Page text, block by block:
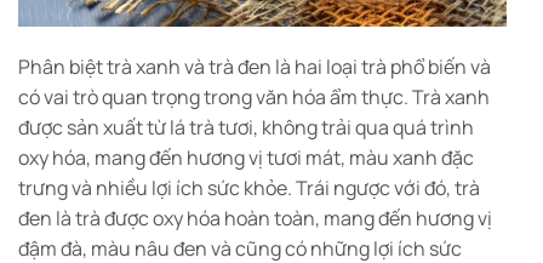
Phân biệt trà xanh và trà đen là hai loại trà phổ biến và
có vai trò quan trọng trong văn hóa ẩm thực. Trà xanh
được sản xuất từ lá trà tươi, không trải qua quá trình
oxy hóa, mang đến hương vị tươi mát, màu xanh đặc
trưng và nhiều lợi ích sức khỏe. Trái ngược với đó, trà
đen là trà được oxy hóa hoàn toàn, mang đến hương vị
đậm đà, màu nâu đen và cũng có những lợi ích sức